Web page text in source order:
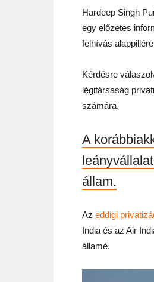
Hardeep Singh
egy előzetes
felhívás
Kérdésre
légitársaság
számára.
A
állam.
Az eddigi
India és az Air
államé.